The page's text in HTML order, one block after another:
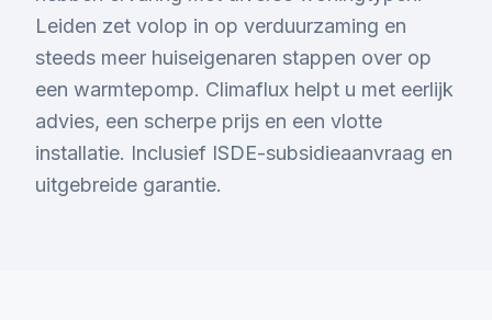
Leiden zet volop in op verduurzaming en
steeds meer huiseigenaren stappen over op
een warmtepomp. Climaflux helpt u met eerlijk
advies, een scherpe prijs en een vlotte
installatie. Inclusief ISDE-subsidieaanvraag en
uitgebreide garantie.